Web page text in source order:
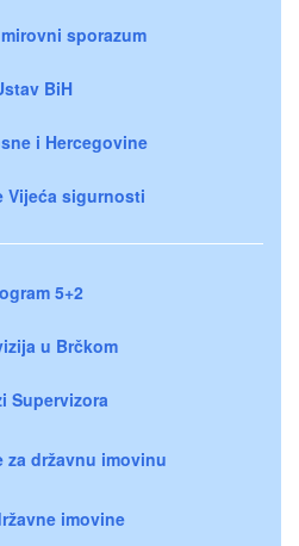
sporazum
BiH
i Hercegovine
Vijeća sigurnosti
5+2
u Brčkom
Supervizora
za državnu imovinu
imovine